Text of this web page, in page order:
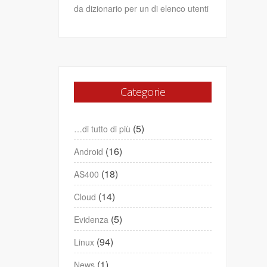
da dizionario per un di elenco utenti
Categorie
…di tutto di più (5)
Android (16)
AS400 (18)
Cloud (14)
Evidenza (5)
Linux (94)